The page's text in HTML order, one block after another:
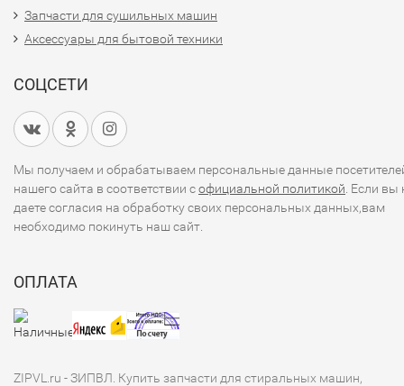
Запчасти для сушильных машин
Аксессуары для бытовой техники
СОЦСЕТИ
Мы получаем и обрабатываем персональные данные
нашего сайта в соответствии софициальной политикой . Если вы
даете согласия на обработку своих персональных данных,вам
необходимо покинуть наш сайт.
ОПЛАТА
ZIPVL.ru - ЗИПВЛ. Купить запчасти для стиральных машин,